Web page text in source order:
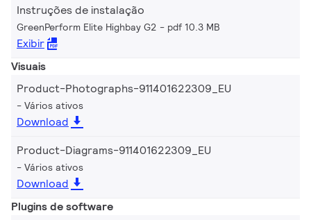
Instruções de instalação
GreenPerform Elite Highbay G2 pdf 10.3 MB
Exibir
Visuais
Product-Photographs-911401622309_EU
Vários ativos
Download
Product-Diagrams-911401622309_EU
Vários ativos
Download
Plugins de software